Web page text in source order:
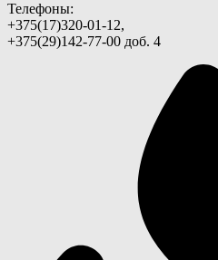
Телефоны:
+375(17)320-01-12,
+375(29)142-77-00 доб. 4